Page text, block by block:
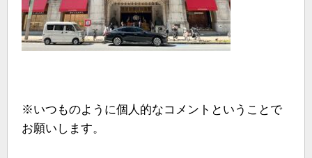
※いつものように個人的なコメントということで
お願いします。